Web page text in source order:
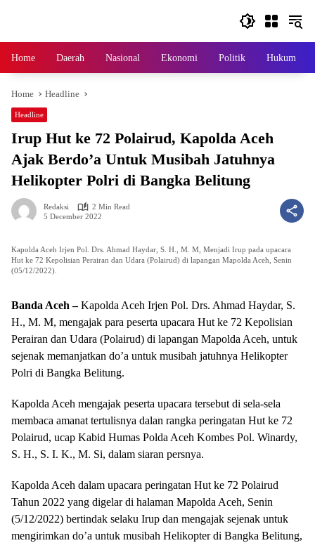
Home Daerah Nasional Ekonomi Politik Hukum
Home Headline
Headline
Irup Hut ke 72 Polairud, Kapolda Aceh
Ajak Berdo’a Untuk Musibah Jatuhnya
Helikopter Polri di Bangka Belitung
Redaksi
2 Min Read
5 December 2022
Kapolda Aceh Irjen Pol. Drs. Ahmad Haydar, S. H., M. M, Menjadi Irup pada upacara
Hut ke 72 Kepolisian Perairan dan Udara (Polairud) di lapangan Mapolda Aceh, Senin
(05/12/2022).
Banda Aceh –Kapolda Aceh Irjen Pol. Drs. Ahmad Haydar, S.
H., M. M, mengajak para peserta upacara Hut ke 72 Kepolisian
Perairan dan Udara (Polairud) di lapangan Mapolda Aceh, untuk
sejenak memanjatkan do’a untuk musibah jatuhnya Helikopter
Polri di Bangka Belitung.
Kapolda Aceh mengajak peserta upacara tersebut di sela-sela
membaca amanat tertulisnya dalan rangka peringatan Hut ke 72
Polairud, ucap Kabid Humas Polda Aceh Kombes Pol. Winardy,
S. H., S. I. K., M. Si, dalam siaran persnya.
Kapolda Aceh dalam upacara peringatan Hut ke 72 Polairud
Tahun 2022 yang digelar di halaman Mapolda Aceh, Senin
(5/12/2022) bertindak selaku Irup dan mengajak sejenak untuk
mengirimkan do’a untuk musibah Helikopter di Bangka Belitung,